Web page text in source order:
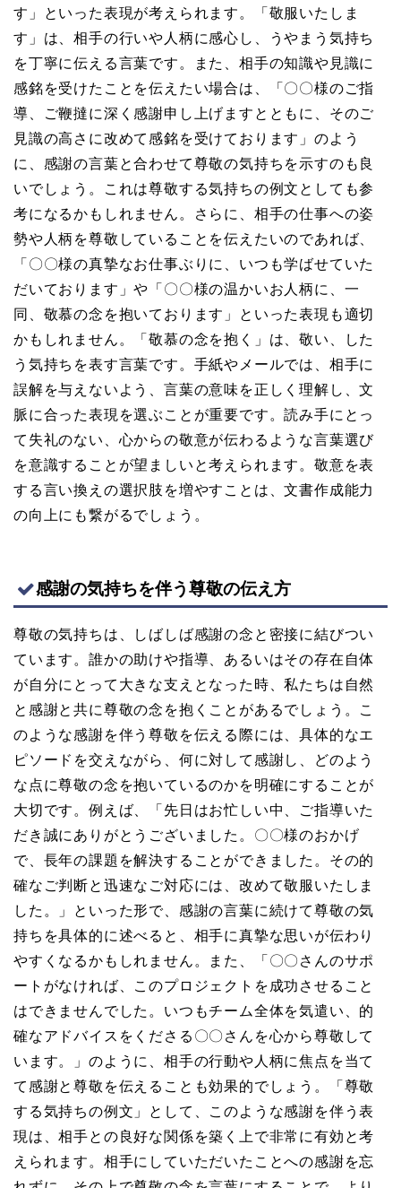
す」といった表現が考えられます。「敬服いたしま
す」は、相手の行いや人柄に感心し、うやまう気持ち
を丁寧に伝える言葉です。また、相手の知識や見識に
感銘を受けたことを伝えたい場合は、「〇〇様のご指
導、ご鞭撻に深く感謝申し上げますとともに、そのご
見識の高さに改めて感銘を受けております」のよう
に、感謝の言葉と合わせて尊敬の気持ちを示すのも良
いでしょう。これは尊敬する気持ちの例文としても参
考になるかもしれません。さらに、相手の仕事への姿
勢や人柄を尊敬していることを伝えたいのであれば、
「〇〇様の真摯なお仕事ぶりに、いつも学ばせていた
だいております」や「〇〇様の温かいお人柄に、一
同、敬慕の念を抱いております」といった表現も適切
かもしれません。「敬慕の念を抱く」は、敬い、した
う気持ちを表す言葉です。手紙やメールでは、相手に
誤解を与えないよう、言葉の意味を正しく理解し、文
脈に合った表現を選ぶことが重要です。読み手にとっ
て失礼のない、心からの敬意が伝わるような言葉選び
を意識することが望ましいと考えられます。敬意を表
する言い換えの選択肢を増やすことは、文書作成能力
の向上にも繋がるでしょう。
感謝の気持ちを伴う尊敬の伝え方
尊敬の気持ちは、しばしば感謝の念と密接に結びつい
ています。誰かの助けや指導、あるいはその存在自体
が自分にとって大きな支えとなった時、私たちは自然
と感謝と共に尊敬の念を抱くことがあるでしょう。こ
のような感謝を伴う尊敬を伝える際には、具体的なエ
ピソードを交えながら、何に対して感謝し、どのよう
な点に尊敬の念を抱いているのかを明確にすることが
大切です。例えば、「先日はお忙しい中、ご指導いた
だき誠にありがとうございました。〇〇様のおかげ
で、長年の課題を解決することができました。その的
確なご判断と迅速なご対応には、改めて敬服いたしま
した。」といった形で、感謝の言葉に続けて尊敬の気
持ちを具体的に述べると、相手に真摯な思いが伝わり
やすくなるかもしれません。また、「〇〇さんのサポ
ートがなければ、このプロジェクトを成功させること
はできませんでした。いつもチーム全体を気遣い、的
確なアドバイスをくださる〇〇さんを心から尊敬して
います。」のように、相手の行動や人柄に焦点を当て
て感謝と尊敬を伝えることも効果的でしょう。「尊敬
する気持ちの例文」として、このような感謝を伴う表
現は、相手との良好な関係を築く上で非常に有効と考
えられます。相手にしていただいたことへの感謝を忘